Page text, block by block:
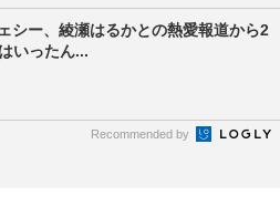
シー、綾瀬はるかとの熱愛報道から2
いったん...
Recommended by